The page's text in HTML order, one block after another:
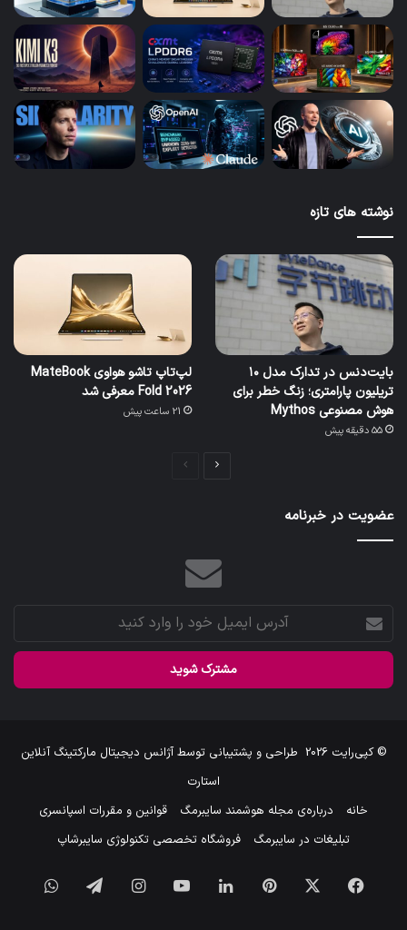
نوشته های تازه
بایت‌دنس در تدارک مدل ۱۰
تریلیون پارامتری؛ زنگ خطر برای
هوش مصنوعی Mythos
55 دقیقه پیش
لپ‌تاپ تاشو هواوی MateBook
Fold 2026 معرفی شد
21 ساعت پیش
عضویت در خبرنامه
آدرس
ایمیل
خود
وارد
© کپی‌رایت 2026 طراحی و پشتیبانی توسطآژانس دیجیتال مارکتینگ آنلاین
استارت
خانه
درباره‌ی مجله هوشمند سایبرمگ
قوانین و مقررات اسپانسری
تبلیغات در سایبرمگ
فروشگاه تخصصی تکنولوژی سایبرشاپ
فیس
‫پین‌ترست لینکدین یوتیوب اینستاگرام تلگرام